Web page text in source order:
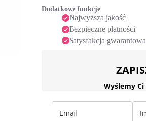
Dodatkowe funkcje
Najwyższa jakość
Bezpieczne płatności
Satysfakcja
Wyślemy